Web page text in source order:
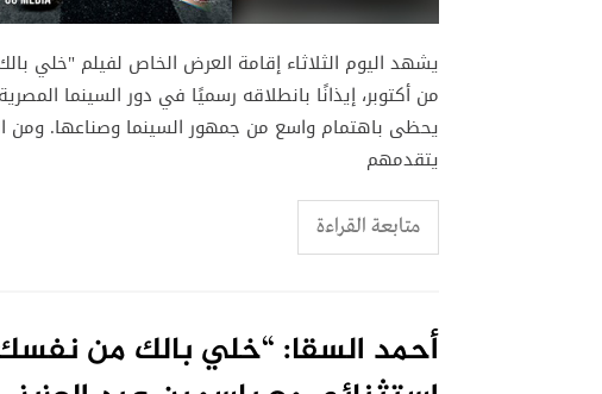
يشهد اليوم الثلاثاء إقامة العرض الخاص لفيلم
يحظى باهتمام واسع من جمهور السينما وصناعها. ومن
يتقدمهم
متابعة القراءة
أحمد السقا: “خلي بالك من